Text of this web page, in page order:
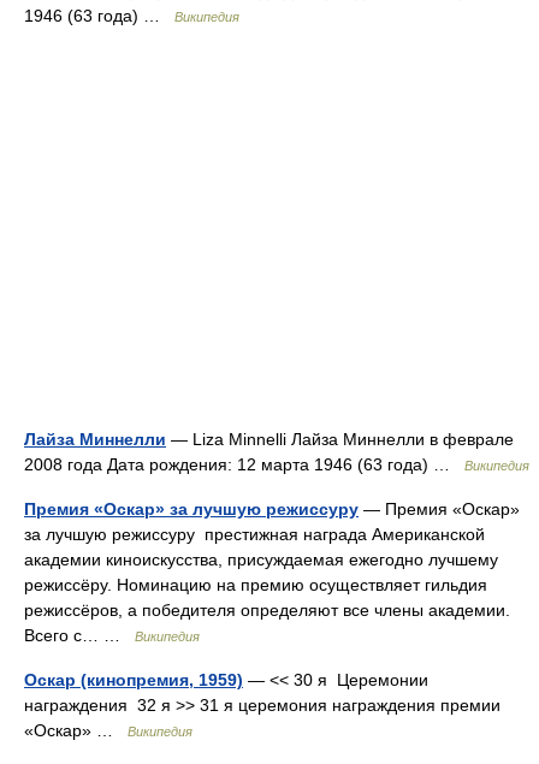
1946 (63 года) …
Википедия
Лайза Миннелли — Liza Minnelli Лайза Миннелли в феврале
2008 года Дата рождения: 12 марта 1946 (63 года) …
Википедия
Премия «Оскар» за лучшую режиссуру — Премия «Оскар»
за лучшую режиссуру престижная награда Американской
академии киноискусства, присуждаемая ежегодно лучшему
режиссёру. Номинацию на премию осуществляет гильдия
режиссёров, а победителя определяют все члены академии.
Всего с… …
Википедия
Оскар (кинопремия, 1959) — << 30 я Церемонии
награждения 32 я >> 31 я церемония награждения премии
«Оскар» …
Википедия